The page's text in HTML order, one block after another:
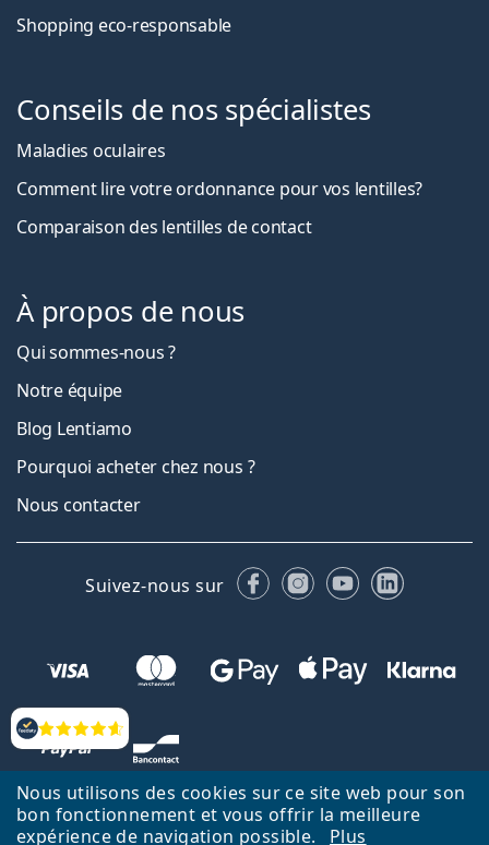
Nous utilisons des cookies sur ce site web pour son
bon fonctionnement et vous offrir la meilleure
expérience de navigation possible.
Plus
Évaluation
Shopping eco-responsable
Conseils de nos spécialistes
Maladies oculaires
Comment lire votre ordonnance pour vos lentilles?
Comparaison des lentilles de contact
À propos de nous
Qui sommes-nous ?
Notre équipe
Blog Lentiamo
Pourquoi acheter chez nous ?
Nous contacter
Suivez-nous sur FacebookInstagram
YouTubeLinkedIn